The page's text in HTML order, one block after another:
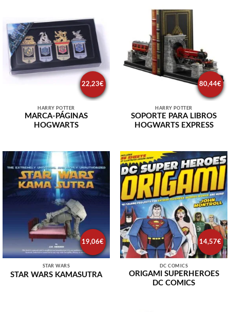
22,23€
HARRY POTTER
MARCA-PÁGINAS
HOGWARTS
80,44€
HARRY POTTER
SOPORTE PARA LIBROS
HOGWARTS EXPRESS
19,06€
STAR WARS
STAR WARS KAMASUTRA
14,57€
DC COMICS
ORIGAMI SUPERHEROES
DC COMICS